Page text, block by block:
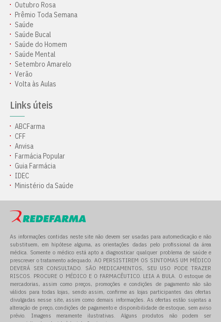
Outubro Rosa
Prêmio Toda Semana
Saúde
Saúde Bucal
Saúde do Homem
Saúde Mental
Setembro Amarelo
Verão
Volta às Aulas
Links úteis
ABCFarma
CFF
Anvisa
Farmácia Popular
Guia Farmácia
IDEC
Ministério da Saúde
As informações contidas neste site não devem ser usadas para automedicação e não
substituem, em hipótese alguma, as orientações dadas pelo profissional da área
médica. Somente o médico está apto a diagnosticar qualquer problema de saúde e
prescrever o tratamento adequado. AO PERSISTIREM OS SINTOMAS UM MÉDICO
DEVERÁ SER CONSULTADO. SÃO MEDICAMENTOS, SEU USO PODE TRAZER
RISCOS. PROCURE O MÉDICO E O FARMACÊUTICO. LEIA A BULA. O estoque de
mercadorias, assim como preços, promoções e condições de pagamento não são
válidos para todas lojas, sendo assim, confirme as lojas participantes das ofertas
divulgadas nesse site, assim como demais informações. As ofertas estão sujeitas a
alteração de preço, condições de pagamento e disponibilidade de estoque, sem aviso
prévio. Imagens meramente ilustrativas. Alguns produtos não podem ser